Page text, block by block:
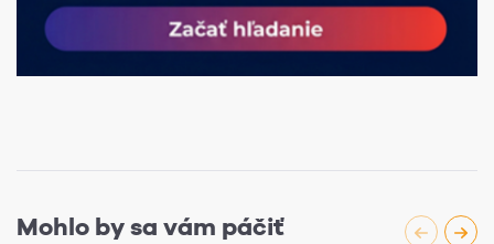
Mohlo by sa vám páčiť